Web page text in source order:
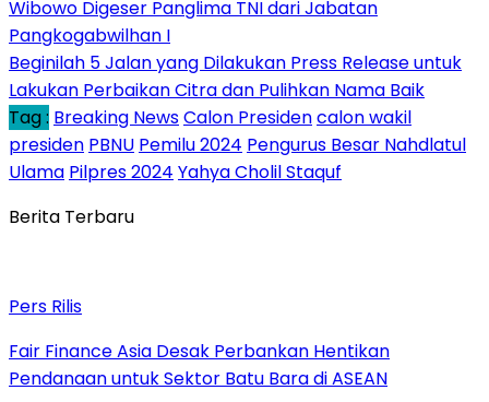
Wibowo Digeser Panglima TNI dari Jabatan
Pangkogabwilhan I
Beginilah 5 Jalan yang Dilakukan Press Release untuk
Lakukan Perbaikan Citra dan Pulihkan Nama Baik
Tag : Breaking NewsCalon Presidencalon wakil
presiden PBNU Pemilu 2024 Pengurus Besar Nahdlatul
Ulama Pilpres 2024 Yahya Cholil Staquf
Berita Terbaru
Pers Rilis
Fair Finance Asia Desak Perbankan Hentikan
Pendanaan untuk Sektor Batu Bara di ASEAN